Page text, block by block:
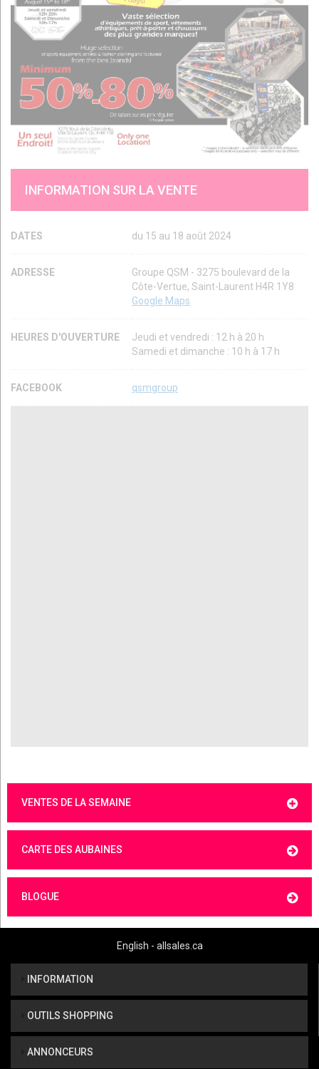
INFORMATION SUR LA VENTE
DATES du 15 au 18 août 2024
ADRESSE
Groupe QSM - 3275 boulevard de la
Côte-Vertue, Saint-Laurent H4R 1Y8
Google Maps
HEURES D'OUVERTURE
Jeudi et vendredi : 12 h à 20 h
Samedi et dimanche : 10 h à 17 h
FACEBOOK qsmgroup
VENTES DE LA SEMAINE
CARTE DES AUBAINES
BLOGUE
English - allsales.ca
INFORMATION
OUTILS SHOPPING
ANNONCEURS